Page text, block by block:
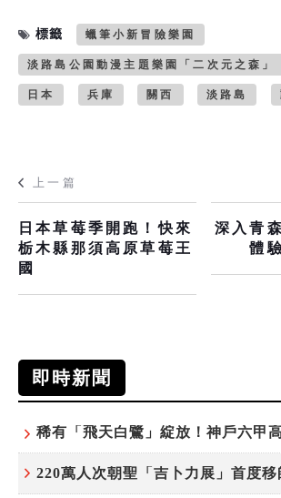
標籤 蠟筆小新冒險樂園
淡路島公園動漫主題樂園「二次元之森」
日本 兵庫 關西 淡路島
上一篇
日本草莓季開跑！快來
栃木縣那須高原草莓王
國
深入青
體
即時新聞